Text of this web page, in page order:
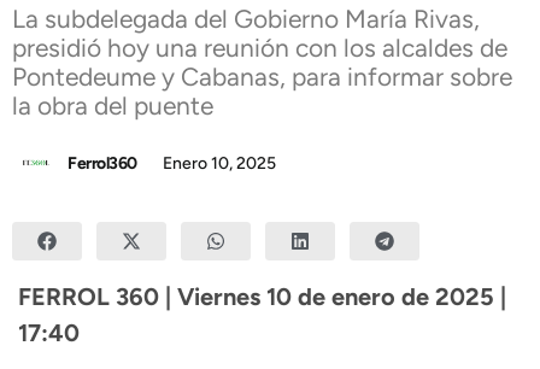
La subdelegada del Gobierno María Rivas,
presidió hoy una reunión con los alcaldes de
Pontedeume y Cabanas, para informar sobre
la obra del puente
Ferrol360 Enero 10, 2025
FERROL 360 | Viernes 10 de enero de 2025 |
17:40